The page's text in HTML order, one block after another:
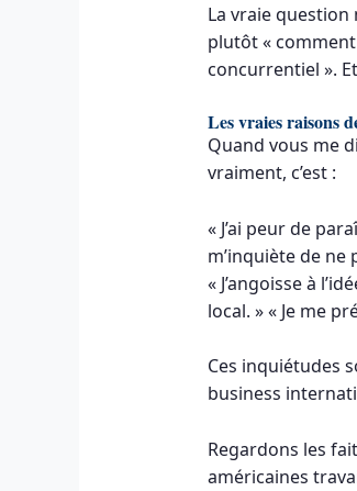
La vraie question
plutôt «
concurrentiel ».
Les vraies raisons
Quand vous me
vraiment, c’est :
« J’ai peur de
m’inquiète de
« J’angoisse à
local. » « Je me
Ces inquiétudes
business
Regardons les
américaines